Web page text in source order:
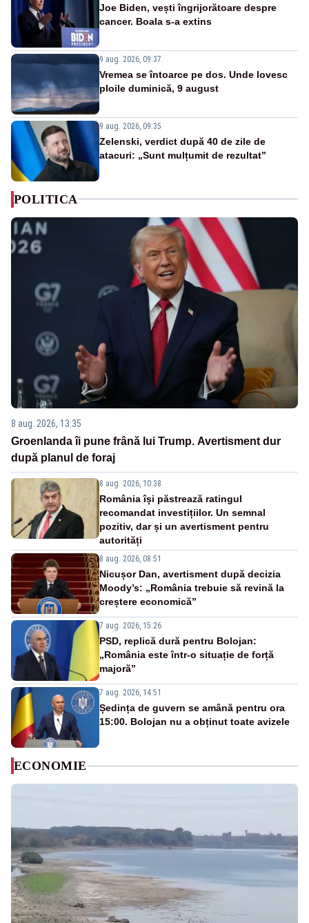
Joe Biden, vești îngrijorătoare despre
cancer. Boala s-a extins
9 aug. 2026, 09:37
Vremea se întoarce pe dos. Unde lovesc
ploile duminică, 9 august
9 aug. 2026, 09:35
Zelenski, verdict după 40 de zile de
atacuri: „Sunt mulțumit de rezultat”
POLITICA
8 aug. 2026, 13:35
Groenlanda îi pune frână lui Trump. Avertisment dur
după planul de foraj
8 aug. 2026, 10:38
România își păstrează ratingul
recomandat investițiilor. Un semnal
pozitiv, dar și un avertisment pentru
autorități
8 aug. 2026, 08:51
Nicușor Dan, avertisment după decizia
Moody’s: „România trebuie să revină la
creștere economică”
7 aug. 2026, 15:26
PSD, replică dură pentru Bolojan:
„România este într-o situație de forță
majoră”
7 aug. 2026, 14:51
Ședința de guvern se amână pentru ora
15:00. Bolojan nu a obținut toate avizele
ECONOMIE